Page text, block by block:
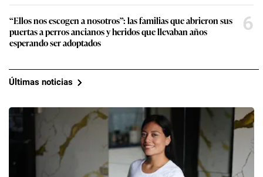
“Ellos nos escogen a nosotros”: las familias que abrieron sus
puertas a perros ancianos y heridos que llevaban años
esperando ser adoptados
6
Últimas noticias